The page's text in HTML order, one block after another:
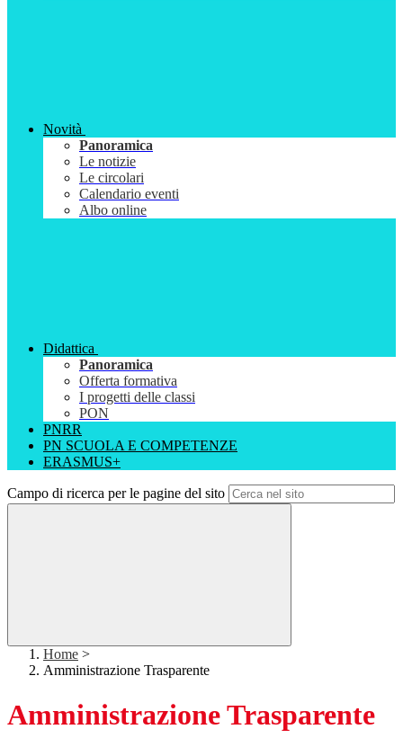
Novità
Panoramica
Le notizie
Le circolari
Calendario eventi
Albo online
Didattica
Panoramica
Offerta formativa
I progetti delle classi
PON
PNRR
PN SCUOLA E COMPETENZE
ERASMUS+
Campo di ricerca per le pagine del sito
Home >
Amministrazione Trasparente
Amministrazione Trasparente